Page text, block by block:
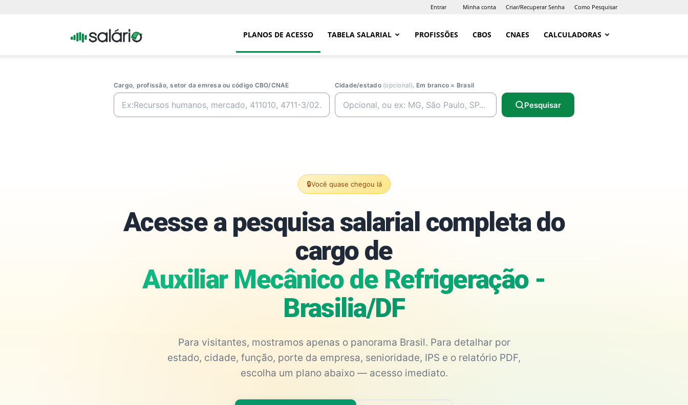
Entrar Minha conta Criar/Recuperar Senha Como Pesquisar
Portal PLANOS DE ACESSO TABELA SALARIAL PROFISSÕES CBOS CNAES CALCULADORAS
Cargo, profissão, setor da emresa ou código CBO/CNAE Cidade/estado (opcional). Em branco = Brasil
Pesquisar
🔒Você quase chegou lá
Acesse a pesquisa salarial completa do
cargo de
Auxiliar Mecânico de Refrigeração -
Brasilia/DF
Para visitantes, mostramos apenas o panorama Brasil. Para detalhar por
estado, cidade, função, porte da empresa, senioridade, IPS e o relatório PDF,
escolha um plano abaixo — acesso imediato.